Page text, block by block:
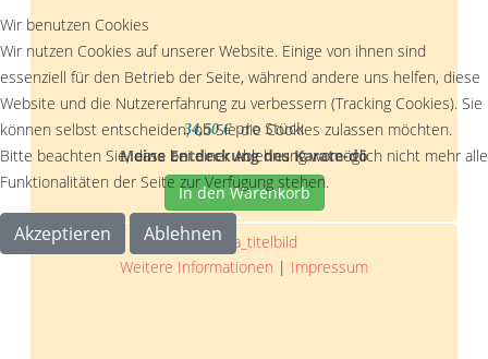
34,50 € pro Stück
Meine Entdeckung des Karate-dō
In den Warenkorb
Wir benutzen Cookies
Wir nutzen Cookies auf unserer Website. Einige von ihnen sind
essenziell für den Betrieb der Seite, während andere uns helfen, diese
Website und die Nutzererfahrung zu verbessern (Tracking Cookies). Sie
können selbst entscheiden, ob Sie die Cookies zulassen möchten.
Bitte beachten Sie, dass bei einer Ablehnung womöglich nicht mehr alle
Funktionalitäten der Seite zur Verfügung stehen.
Akzeptieren Ablehnen
Weitere Informationen | Impressum